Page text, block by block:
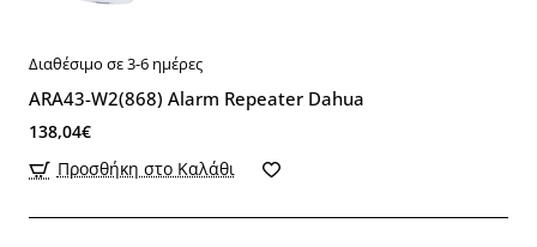
Διαθέσιμο σε 3-6 ημέρες
ARA43-W2(868) Alarm Repeater Dahua
138,04€
Προσθήκη στο Καλάθι